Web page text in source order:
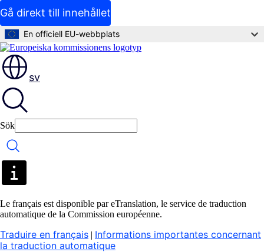
Gå direkt till innehållet
En officiell EU-webbplats
sv
Sök
Sök
Le français est disponible par eTranslation, le service de traduction
automatique de la Commission européenne.
Traduire en français | Informations importantes concernant
la traduction automatique